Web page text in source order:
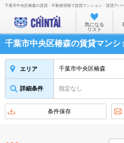
お部屋を探す
沿線
住所
家賃相
物件
不動
千葉市中央区椿森の賃貸・不動産情報で賃貸マンション・賃貸アパ
気になる
リスト
千葉市中央区椿森の賃貸マンシ
エリア 千葉市中央区椿森
詳細条件 指定なし
条件保存